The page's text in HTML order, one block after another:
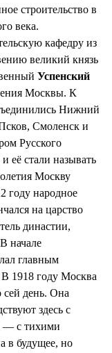
строительство в
века.
кафедру из
великий князь
Успенский
Москвы. К
Нижний
Смоленск и
Русского
её стали называть
Москву
году народное
на царство
династии,
начале
главным
В 1918 году Москва
сей день. Она
здесь с
— с тихими
в будущее, но